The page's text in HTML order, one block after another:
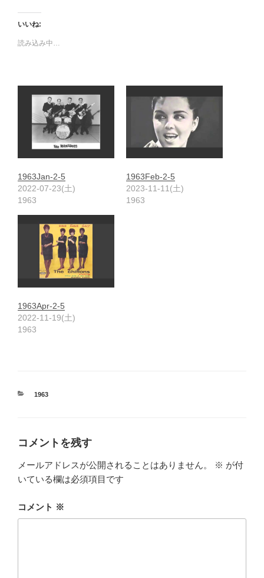
いいね:
読み込み中…
1963Jan-2-5
2022-07-23(土)
1963
1963Feb-2-5
2023-11-11(土)
1963
1963Apr-2-5
2022-11-19(土)
1963
カ
1963
コメントを残す
メールアドレスが公開されることはありません。 ※ が付
いている欄は必須項目です
コメント ※